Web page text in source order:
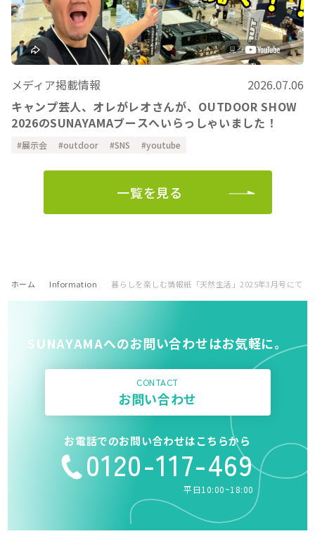
メディア掲載情報
2026.07.06
キャンプ芸人、オレがレオさんが、OUTDOOR SHOW
2026のSUNAYAMAブースへいらっしゃいました！
展示会 outdoor SNS youtube
一覧を見る
ホーム Information 暮らしを楽しむ情報紙「天然生活」2025年3月号にて
SUNAYAMAへのお問い合わせはお気軽に。
CONTACT
お問い合わせ
お電話でのお問い合わせはこちらから
0120-117-469
平日10:00~18:00